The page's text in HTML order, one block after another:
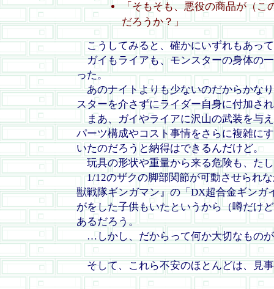
「そもそも、悪役の商品が（こ
だろうか？」
こうしてみると、確かにいずれもあっ
ガイもライアも、モンスターの身体の
った。
あのナイトよりも少ないのだからかな
スターを介さずにライダー自身に付加さ
まあ、ガイやライアに沢山の武装を与
パーツ構成やコスト事情をさらに複雑に
いたのだろうと納得はできるんだけど。
玩具の形状や重量から来る危険も、た
1/12のザクの脚部関節が可動させられ
獣戦隊ギンガマン』の「DX超合金ギン
がをした子供もいたというから（噂だけ
あるだろう。
…しかし、だからって何か大切なもの
そして、これら不安のほとんどは、見